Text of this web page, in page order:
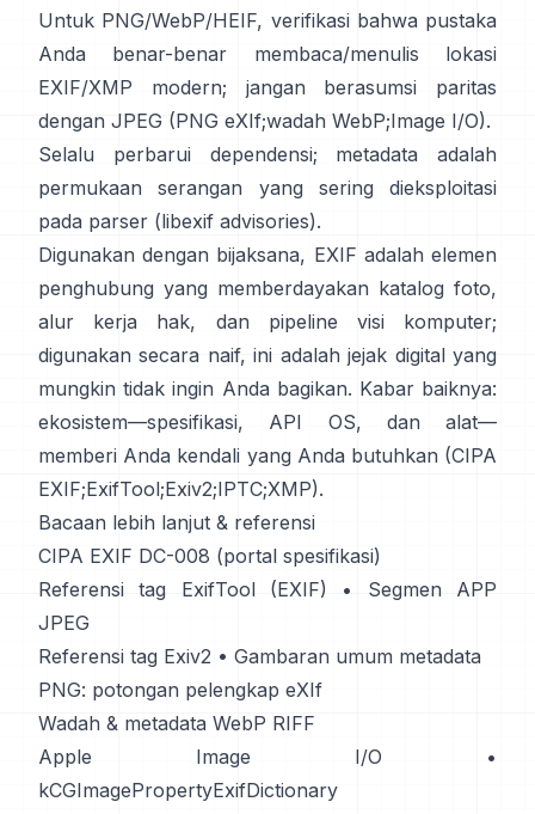
Untuk PNG/WebP/HEIF, verifikasi bahwa pustaka
Anda benar-benar membaca/menulis lokasi
EXIF/XMP modern; jangan berasumsi paritas
dengan JPEG (PNG eXIf;wadah WebP;Image I/O).
Selalu perbarui dependensi; metadata adalah
permukaan serangan yang sering dieksploitasi
pada parser (libexif advisories).
Digunakan dengan bijaksana, EXIF adalah elemen
penghubung yang memberdayakan katalog foto,
alur kerja hak, dan pipeline visi komputer;
digunakan secara naif, ini adalah jejak digital yang
mungkin tidak ingin Anda bagikan. Kabar baiknya:
ekosistem—spesifikasi, API OS, dan alat—
memberi Anda kendali yang Anda butuhkan (CIPA
EXIF;ExifTool;Exiv2;IPTC;XMP).
Bacaan lebih lanjut & referensi
CIPA EXIF DC-008 (portal spesifikasi)
Referensi tag ExifTool (EXIF) •
Segmen APP
JPEG
Referensi tag Exiv2 • Gambaran umum metadata
PNG: potongan pelengkap eXIf
Wadah & metadata WebP RIFF
Apple Image I/O •
kCGImagePropertyExifDictionary